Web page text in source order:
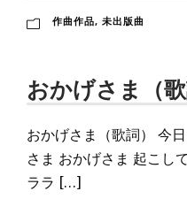
作曲作品, 未出版曲
おかげさま（歌
おかげさま（歌詞） 今
さま おかげさま 起こし
ララ […]